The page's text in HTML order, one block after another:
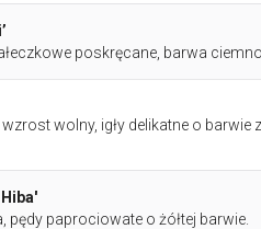
poskręcane, barwa
wolny, igły delikatne o
paprociowate o żółtej barwie.